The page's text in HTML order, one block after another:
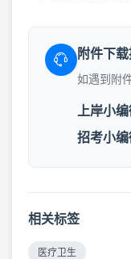
附件下
如遇到附
上岸小编
招考小编
相关标签
医疗卫生